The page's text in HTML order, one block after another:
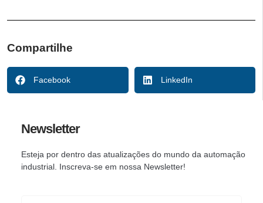
Compartilhe
Facebook LinkedIn
Newsletter
Esteja por dentro das atualizações do mundo da automação
industrial. Inscreva-se em nossa Newsletter!